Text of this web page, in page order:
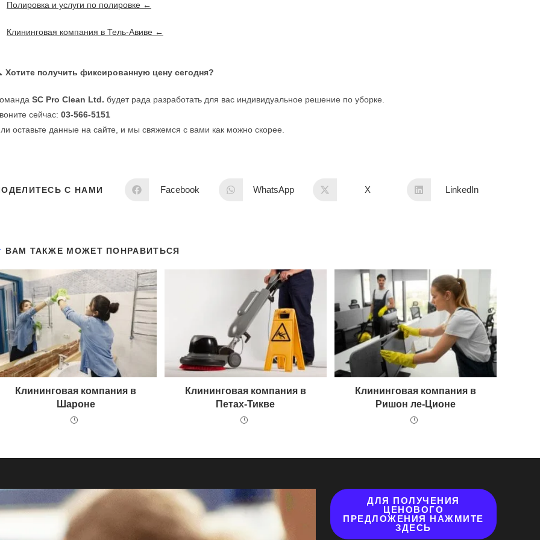
Полировка и услуги по полировке ←
Клининговая компания в Тель-Авиве ←
Хотите получить фиксированную цену сегодня?
SC Pro Clean Ltd. будет рада разработать для вас индивидуальное решение по уборке.
сейчас: 03-566-5151
оставьте данные на сайте, и мы свяжемся с вами как можно скорее.
С НАМИ Facebook WhatsApp X LinkedIn
ВАМ ТАКЖЕ МОЖЕТ ПОНРАВИТЬСЯ
Клининговая компания в
Шароне
Клининговая компания в
Петах-Тикве
Клининговая компания в
Ришон ле-Ционе
ДЛЯ ПОЛУЧЕНИЯ
ЦЕНОВОГО
ПРЕДЛОЖЕНИЯ НАЖМИТЕ
ЗДЕСЬ